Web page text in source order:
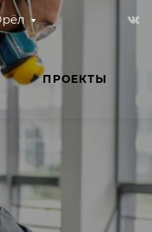
ПРОЕКТЫ